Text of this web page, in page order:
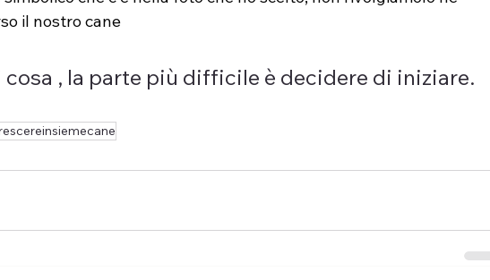
il nostro cane
cosa , la parte più difficile è decidere di iniziare.